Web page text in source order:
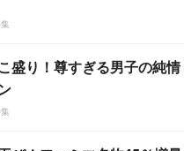
盛り！尊すぎる男子の純情